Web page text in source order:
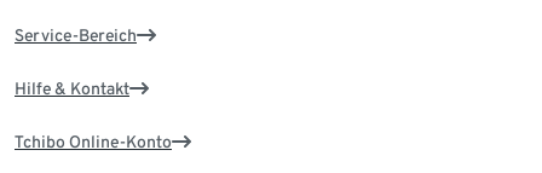
Service-Bereich
Hilfe & Kontakt
Tchibo Online-Konto